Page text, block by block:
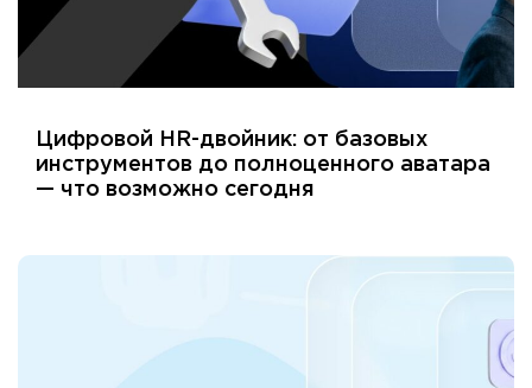
Цифровой HR-двойник: от базовых
инструментов до полноценного аватара
— что возможно сегодня